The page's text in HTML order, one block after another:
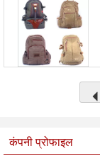
कंपनी प्रोफाइल